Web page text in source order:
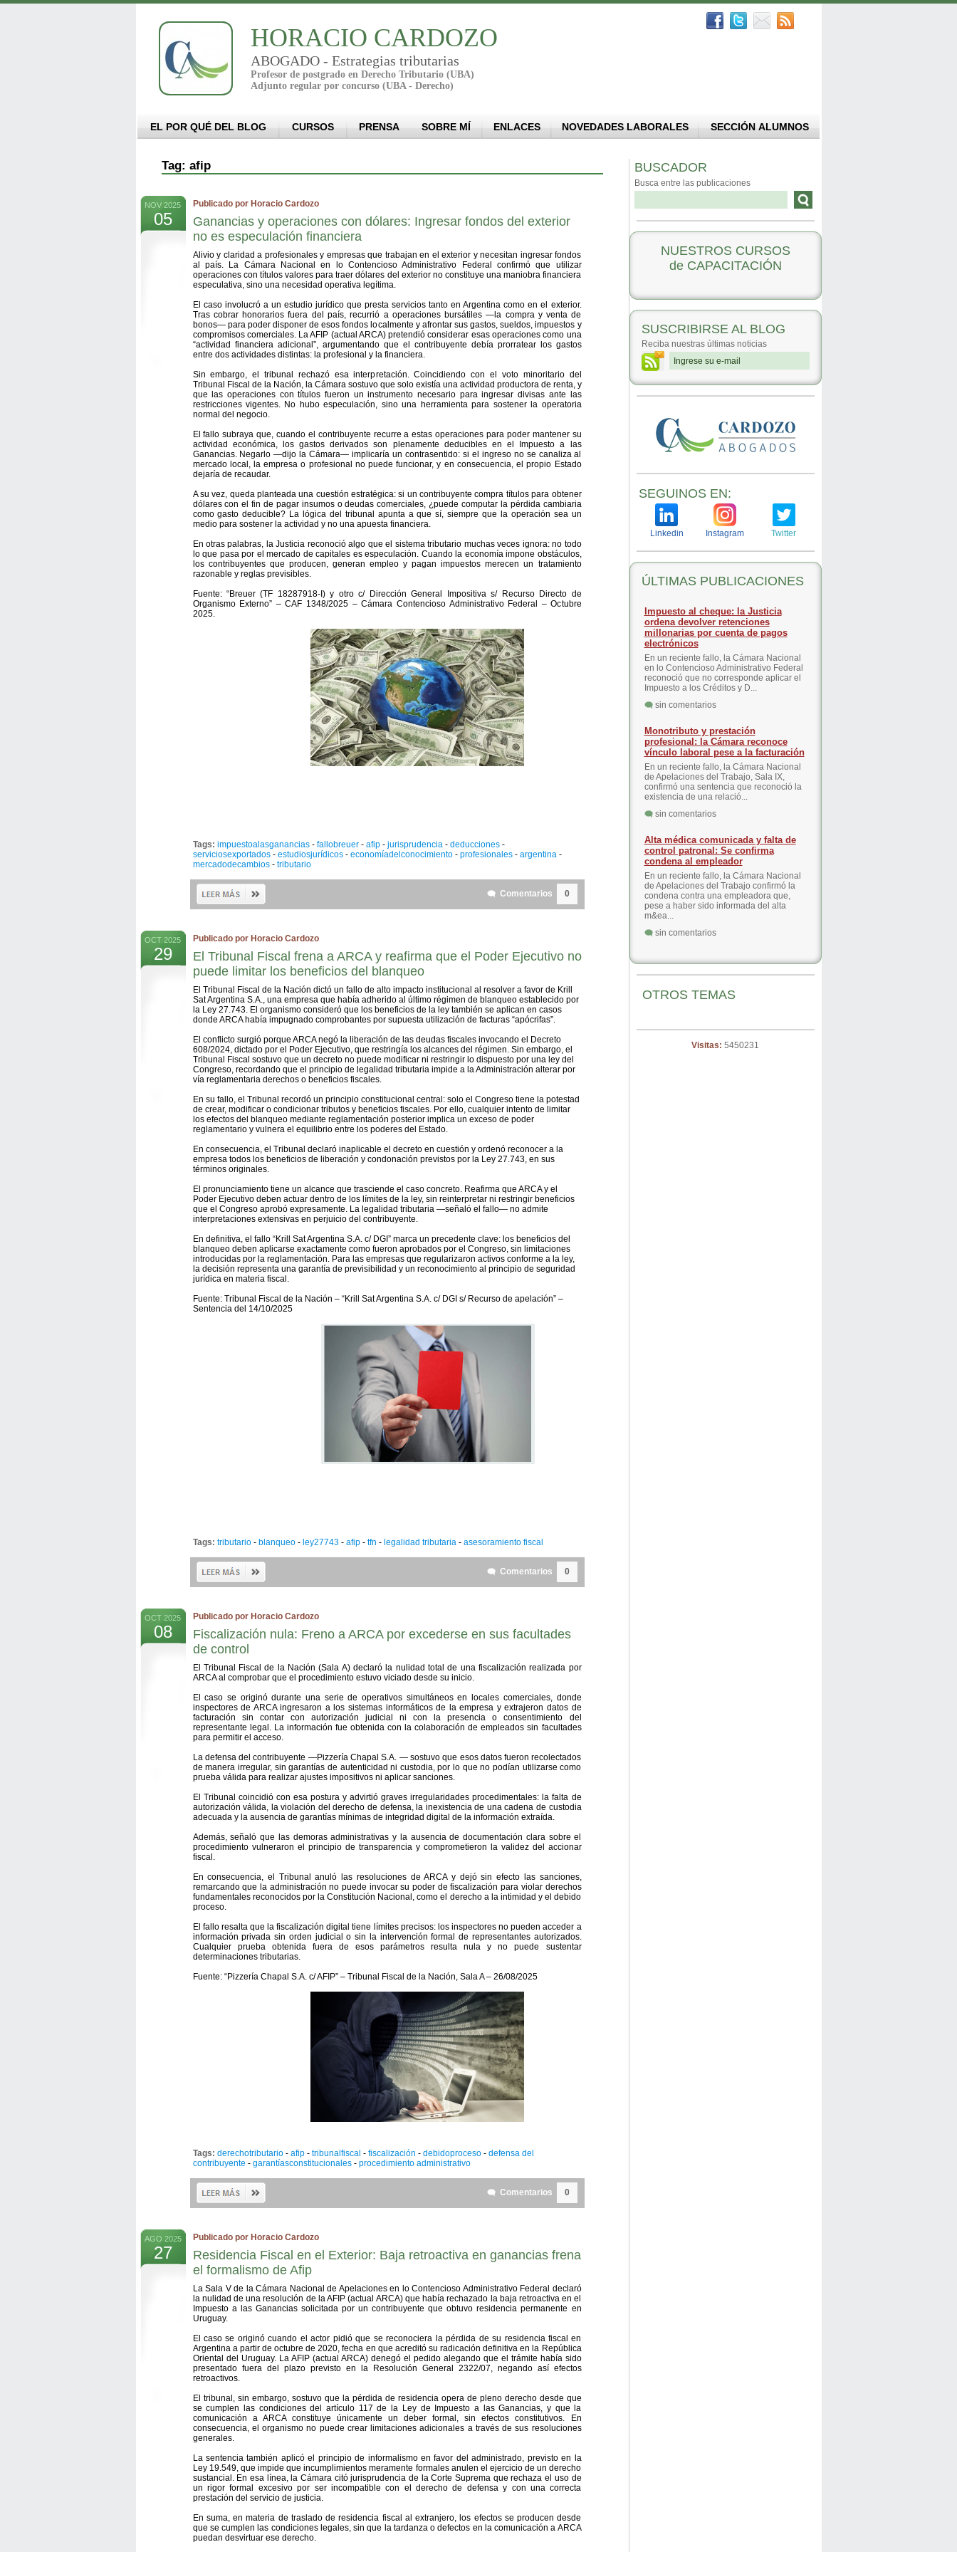
HORACIO CARDOZO
ABOGADO - Estrategias tributarias
Profesor de postgrado en Derecho Tributario (UBA)
Adjunto regular por concurso (UBA - Derecho)
EL POR QUÉ DEL BLOG CURSOS PRENSA SOBRE MÍ ENLACES NOVEDADES LABORALES SECCIÓN ALUMNOS
Tag: afip
NOV 2025
05
Publicado por Horacio Cardozo
Ganancias y operaciones con dólares: Ingresar fondos del exterior
no es especulación financiera
Alivio y claridad a profesionales y empresas que trabajan en el exterior y necesitan ingresar fondos
al país. La Cámara Nacional en lo Contencioso Administrativo Federal confirmó que utilizar
operaciones con títulos valores para traer dólares del exterior no constituye una maniobra financiera
especulativa, sino una necesidad operativa legítima.
El caso involucró a un estudio jurídico que presta servicios tanto en Argentina como en el exterior.
Tras cobrar honorarios fuera del país, recurrió a operaciones bursátiles —la compra y venta de
bonos— para poder disponer de esos fondos localmente y afrontar sus gastos, sueldos, impuestos y
compromisos comerciales. La AFIP (actual ARCA) pretendió considerar esas operaciones como una
“actividad financiera adicional”, argumentando que el contribuyente debía prorratear los gastos
entre dos actividades distintas: la profesional y la financiera.
Sin embargo, el tribunal rechazó esa interpretación. Coincidiendo con el voto minoritario del
Tribunal Fiscal de la Nación, la Cámara sostuvo que solo existía una actividad productora de renta, y
que las operaciones con títulos fueron un instrumento necesario para ingresar divisas ante las
restricciones vigentes. No hubo especulación, sino una herramienta para sostener la operatoria
normal del negocio.
El fallo subraya que, cuando el contribuyente recurre a estas operaciones para poder mantener su
actividad económica, los gastos derivados son plenamente deducibles en el Impuesto a las
Ganancias. Negarlo —dijo la Cámara— implicaría un contrasentido: si el ingreso no se canaliza al
mercado local, la empresa o profesional no puede funcionar, y en consecuencia, el propio Estado
dejaría de recaudar.
A su vez, queda planteada una cuestión estratégica: si un contribuyente compra títulos para obtener
dólares con el fin de pagar insumos o deudas comerciales, ¿puede computar la pérdida cambiaria
como gasto deducible? La lógica del tribunal apunta a que sí, siempre que la operación sea un
medio para sostener la actividad y no una apuesta financiera.
En otras palabras, la Justicia reconoció algo que el sistema tributario muchas veces ignora: no todo
lo que pasa por el mercado de capitales es especulación. Cuando la economía impone obstáculos,
los contribuyentes que producen, generan empleo y pagan impuestos merecen un tratamiento
razonable y reglas previsibles.
Fuente: “Breuer (TF 18287918-I) y otro c/ Dirección General Impositiva s/ Recurso Directo de
Organismo Externo” – CAF 1348/2025 – Cámara Contencioso Administrativo Federal – Octubre
2025.
Tags: impuestoalasganancias- fallobreuer- afip- jurisprudencia- deducciones-
serviciosexportados- estudiosjurídicos- economíadelconocimiento- profesionales- argentina-
mercadodecambios- tributario
Comentarios 0
OCT 2025
29
Publicado por Horacio Cardozo
El Tribunal Fiscal frena a ARCA y reafirma que el Poder Ejecutivo no
puede limitar los beneficios del blanqueo
El Tribunal Fiscal de la Nación dictó un fallo de alto impacto institucional al resolver a favor de Krill
Sat Argentina S.A., una empresa que había adherido al último régimen de blanqueo establecido por
la Ley 27.743. El organismo consideró que los beneficios de la ley también se aplican en casos
donde ARCA había impugnado comprobantes por supuesta utilización de facturas “apócrifas”.
El conflicto surgió porque ARCA negó la liberación de las deudas fiscales invocando el Decreto
608/2024, dictado por el Poder Ejecutivo, que restringía los alcances del régimen. Sin embargo, el
Tribunal Fiscal sostuvo que un decreto no puede modificar ni restringir lo dispuesto por una ley del
Congreso, recordando que el principio de legalidad tributaria impide a la Administración alterar por
vía reglamentaria derechos o beneficios fiscales.
En su fallo, el Tribunal recordó un principio constitucional central: solo el Congreso tiene la potestad
de crear, modificar o condicionar tributos y beneficios fiscales. Por ello, cualquier intento de limitar
los efectos del blanqueo mediante reglamentación posterior implica un exceso de poder
reglamentario y vulnera el equilibrio entre los poderes del Estado.
En consecuencia, el Tribunal declaró inaplicable el decreto en cuestión y ordenó reconocer a la
empresa todos los beneficios de liberación y condonación previstos por la Ley 27.743, en sus
términos originales.
El pronunciamiento tiene un alcance que trasciende el caso concreto. Reafirma que ARCA y el
Poder Ejecutivo deben actuar dentro de los límites de la ley, sin reinterpretar ni restringir beneficios
que el Congreso aprobó expresamente. La legalidad tributaria —señaló el fallo— no admite
interpretaciones extensivas en perjuicio del contribuyente.
En definitiva, el fallo “Krill Sat Argentina S.A. c/ DGI” marca un precedente clave: los beneficios del
blanqueo deben aplicarse exactamente como fueron aprobados por el Congreso, sin limitaciones
introducidas por la reglamentación. Para las empresas que regularizaron activos conforme a la ley,
la decisión representa una garantía de previsibilidad y un reconocimiento al principio de seguridad
jurídica en materia fiscal.
Fuente: Tribunal Fiscal de la Nación – “Krill Sat Argentina S.A. c/ DGI s/ Recurso de apelación” –
Sentencia del 14/10/2025
Tags: tributario- blanqueo- ley27743- afip- tfn - legalidad tributaria- asesoramiento fiscal
Comentarios 0
OCT 2025
08
Publicado por Horacio Cardozo
Fiscalización nula: Freno a ARCA por excederse en sus facultades
de control
El Tribunal Fiscal de la Nación (Sala A) declaró la nulidad total de una fiscalización realizada por
ARCA al comprobar que el procedimiento estuvo viciado desde su inicio.
El caso se originó durante una serie de operativos simultáneos en locales comerciales, donde
inspectores de ARCA ingresaron a los sistemas informáticos de la empresa y extrajeron datos de
facturación sin contar con autorización judicial ni con la presencia o consentimiento del
representante legal. La información fue obtenida con la colaboración de empleados sin facultades
para permitir el acceso.
La defensa del contribuyente —Pizzería Chapal S.A. — sostuvo que esos datos fueron recolectados
de manera irregular, sin garantías de autenticidad ni custodia, por lo que no podían utilizarse como
prueba válida para realizar ajustes impositivos ni aplicar sanciones.
El Tribunal coincidió con esa postura y advirtió graves irregularidades procedimentales: la falta de
autorización válida, la violación del derecho de defensa, la inexistencia de una cadena de custodia
adecuada y la ausencia de garantías mínimas de integridad digital de la información extraída.
Además, señaló que las demoras administrativas y la ausencia de documentación clara sobre el
procedimiento vulneraron el principio de transparencia y comprometieron la validez del accionar
fiscal.
En consecuencia, el Tribunal anuló las resoluciones de ARCA y dejó sin efecto las sanciones,
remarcando que la administración no puede invocar su poder de fiscalización para violar derechos
fundamentales reconocidos por la Constitución Nacional, como el derecho a la intimidad y el debido
proceso.
El fallo resalta que la fiscalización digital tiene límites precisos: los inspectores no pueden acceder a
información privada sin orden judicial o sin la intervención formal de representantes autorizados.
Cualquier prueba obtenida fuera de esos parámetros resulta nula y no puede sustentar
determinaciones tributarias.
Fuente: “Pizzería Chapal S.A. c/ AFIP” – Tribunal Fiscal de la Nación, Sala A – 26/08/2025
Tags: derechotributario- afip- tribunalfiscal - fiscalización - debidoproceso- defensa del
contribuyente - garantíasconstitucionales- procedimiento administrativo
Comentarios 0
AGO 2025
27
Publicado por Horacio Cardozo
Residencia Fiscal en el Exterior: Baja retroactiva en ganancias frena
el formalismo de Afip
La Sala V de la Cámara Nacional de Apelaciones en lo Contencioso Administrativo Federal declaró
la nulidad de una resolución de la AFIP (actual ARCA) que había rechazado la baja retroactiva en el
Impuesto a las Ganancias solicitada por un contribuyente que obtuvo residencia permanente en
Uruguay.
El caso se originó cuando el actor pidió que se reconociera la pérdida de su residencia fiscal en
Argentina a partir de octubre de 2020, fecha en que acreditó su radicación definitiva en la República
Oriental del Uruguay. La AFIP (actual ARCA) denegó el pedido alegando que el trámite había sido
presentado fuera del plazo previsto en la Resolución General 2322/07, negando así efectos
retroactivos.
El tribunal, sin embargo, sostuvo que la pérdida de residencia opera de pleno derecho desde que
se cumplen las condiciones del artículo 117 de la Ley de Impuesto a las Ganancias, y que la
comunicación a ARCA constituye únicamente un deber formal, sin efectos constitutivos. En
consecuencia, el organismo no puede crear limitaciones adicionales a través de sus resoluciones
generales.
La sentencia también aplicó el principio de informalismo en favor del administrado, previsto en la
Ley 19.549, que impide que incumplimientos meramente formales anulen el ejercicio de un derecho
sustancial. En esa línea, la Cámara citó jurisprudencia de la Corte Suprema que rechaza el uso de
un rigor formal excesivo por ser incompatible con el derecho de defensa y con una correcta
prestación del servicio de justicia.
En suma, en materia de traslado de residencia fiscal al extranjero, los efectos se producen desde
que se cumplen las condiciones legales, sin que la tardanza o defectos en la comunicación a ARCA
puedan desvirtuar ese derecho.
BUSCADOR
Busca entre las publicaciones
NUESTROS CURSOS
de CAPACITACIÓN
SUSCRIBIRSE AL BLOG
Reciba nuestras últimas noticias
SEGUINOS EN:
Linkedin Instagram Twitter
ÚLTIMAS PUBLICACIONES
Impuesto al cheque: la Justicia
ordena devolver retenciones
millonarias por cuenta de pagos
electrónicos
En un reciente fallo, la Cámara Nacional
en lo Contencioso Administrativo Federal
reconoció que no corresponde aplicar el
Impuesto a los Créditos y D...
sin comentarios
Monotributo y prestación
profesional: la Cámara reconoce
vínculo laboral pese a la facturación
En un reciente fallo, la Cámara Nacional
de Apelaciones del Trabajo, Sala IX,
confirmó una sentencia que reconoció la
existencia de una relació...
sin comentarios
Alta médica comunicada y falta de
control patronal: Se confirma
condena al empleador
En un reciente fallo, la Cámara Nacional
de Apelaciones del Trabajo confirmó la
condena contra una empleadora que,
pese a haber sido informada del alta
m&ea...
sin comentarios
OTROS TEMAS
Visitas: 5450231